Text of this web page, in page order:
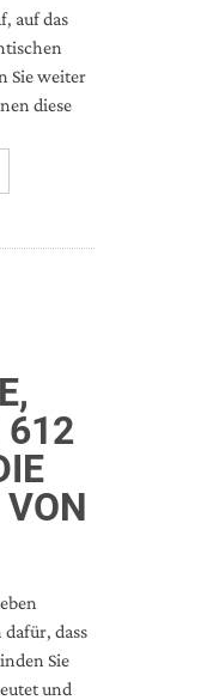
auf das
Sie weiter
diese
612
dass
Sie
und